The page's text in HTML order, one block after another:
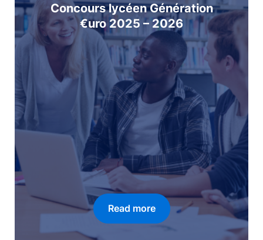
Concours lycéen Génération
€uro 2025 – 2026
Read more